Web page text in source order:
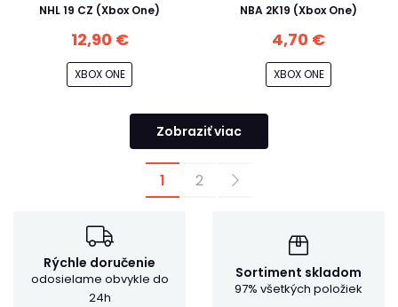
NHL 19 CZ (Xbox One)
12,90 €
XBOX ONE
NBA 2K19 (Xbox One)
4,70 €
XBOX ONE
Zobraziť viac
1 2
Rýchle doručenie
odosielame obvykle do
24h
Sortiment skladom
97% všetkých položiek